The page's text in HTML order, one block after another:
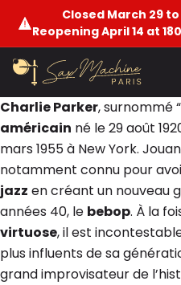
Closed March 29
Reopening April 14 at
Charlie Parker, surnommé “
américain né le 29 août
mars 1955 à New York.
notamment connu pour
jazz en créant un nouveau
années 40, le bebop. À la
virtuose, il est
plus influents de sa
grand improvisateur de